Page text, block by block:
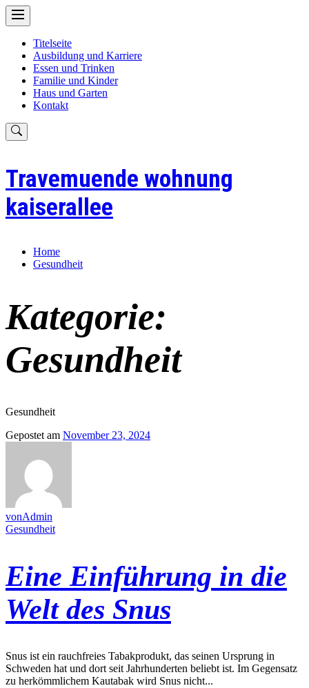
Skip
to
Titelseite
Ausbildung und Karriere
Essen und Trinken
Familie und Kinder
Haus und Garten
Kontakt
Travemuende wohnung
kaiserallee
Home
Gesundheit
Kategorie:
Gesundheit
Gesundheit
Gepostet am November 23, 2024
vonAdmin
Gesundheit
Eine Einführung in die
Welt des Snus
Snus ist ein rauchfreies Tabakprodukt, das seinen Ursprung in
Schweden hat und dort seit Jahrhunderten beliebt ist. Im Gegensatz
zu herkömmlichem Kautabak wird Snus nicht...